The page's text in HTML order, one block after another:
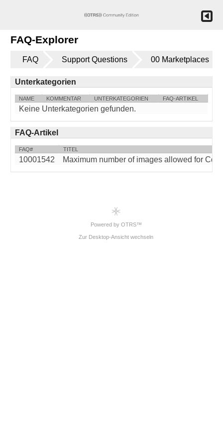
FAQ-Explorer
FAQ Support Questions 00 Marketplaces
Unterkategorien
NAME KOMMENTAR UNTERKATEGORIEN FAQ-ARTIKEL
Keine Unterkategorien gefunden.
FAQ-Artikel
FAQ# TITEL
10001542 Maximum number of images allowed for
Powered by OTRS™
Zur Desktop-Ansicht wechseln